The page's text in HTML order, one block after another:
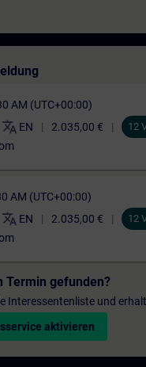
AM (UTC+00:00)
translate EN 2.035,00 € 12
AM (UTC+00:00)
translate EN 2.035,00 € 12
Termin gefunden?
Interessentenliste und
aktivieren